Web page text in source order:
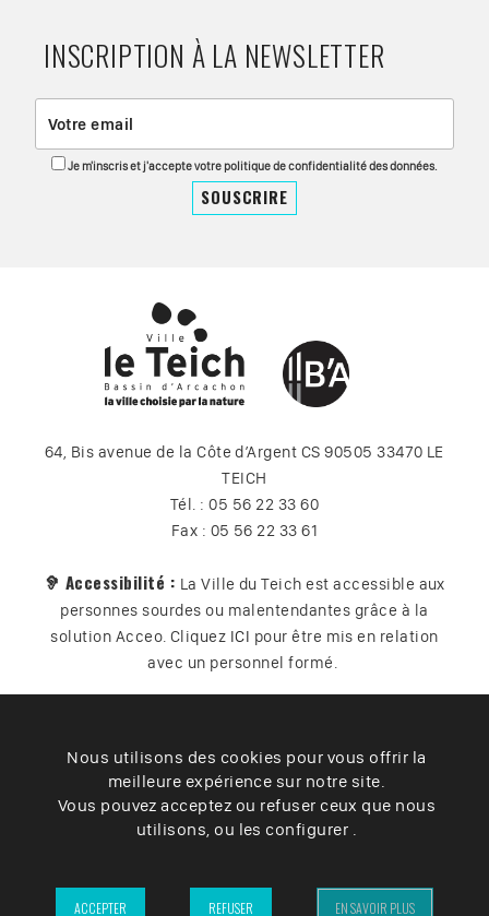
INSCRIPTION À LA NEWSLETTER
Je m'inscris et j'accepte votre politique de confidentialité des données.
64, Bis avenue de la Côte d’Argent CS 90505 33470 LE
TEICH
Tél. : 05 56 22 33 60
Fax : 05 56 22 33 61
🦻 Accessibilité : La Ville du Teich est accessible aux
personnes sourdes ou malentendantes grâce à la
solution Acceo. Cliquez ICI pour être mis en relation
avec un personnel formé.
Plan du site Contact Vos données
Cookies
Accessibilité
– Ville du Teich ©2025 –
Nous utilisons des cookies pour vous offrir la
meilleure expérience sur notre site.
Vous pouvez acceptez ou refuser ceux que nous
utilisons, ou les configurer .
ACCEPTER REFUSER EN SAVOIR PLUS